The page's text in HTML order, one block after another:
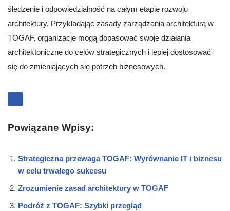
śledzenie i odpowiedzialność na całym etapie rozwoju
architektury. Przykładając zasady zarządzania architekturą w
TOGAF, organizacje mogą dopasować swoje działania
architektoniczne do celów strategicznych i lepiej dostosować
się do zmieniających się potrzeb biznesowych.
Powiązane Wpisy:
Strategiczna przewaga TOGAF: Wyrównanie IT i biznesu
w celu trwałego sukcesu
Zrozumienie zasad architektury w TOGAF
Podróż z TOGAF: Szybki przegląd